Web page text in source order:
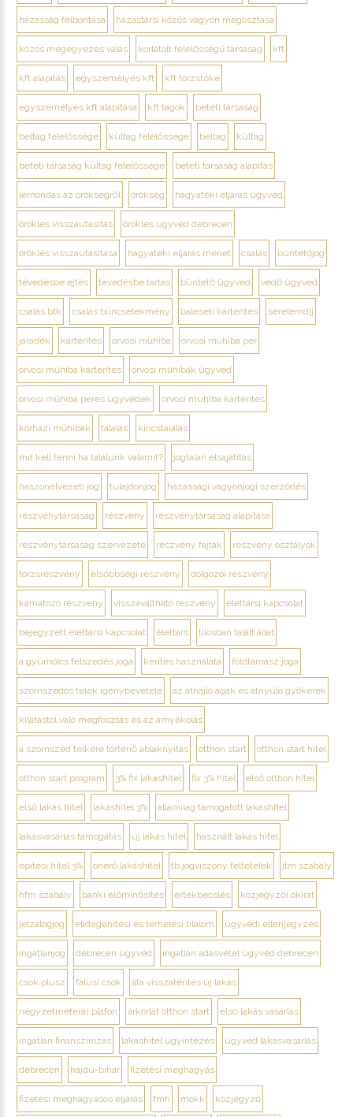
házasság felbontása házastársi közös vagyon megosztása
közös megegyezés válás korlátolt felelősségű társaság kft
kft alapítás egyszemélyes kft kft törzstőke
egyszemélyes kft alapítása kft tagok betéti társaság
beltag felelőssége kültag felelőssége beltag kültag
betéti társaság kültag felelőssége betéti társaság alapítás
lemondás az örökségről örökség hagyatéki eljárás ügyvéd
öröklés visszautasítás öröklés ügyvéd debrecen
öröklés visszautasítása hagyatéki eljárás menet csalás büntetőjog
tévedésbe ejtés tévedésbe tartás büntető ügyvéd védő ügyvéd
csalás btk csalás bűncselekmény baleseti kártérítés sérelemdíj
járadék kártérítés orvosi műhiba orvosi műhiba per
orvosi műhiba kártérítés orvosi műhibák ügyvéd
orvosi műhiba peres ügyvédek orvosi muhiba kártérítes
kórházi műhibák találás kincstalálás
mit kell tenni ha találunk valamit? jogtalan elsajátítás
haszonélvezeti jog tulajdonjog házassági vagyonjogi szerződés
részvénytársaság részvény részvénytársaság alapítása
részvénytársaság szervezete részvény fajták részvény osztályok
törzsrészvény elsőbbségi részvény dolgozói részvény
kamatozó részvény visszaváltható részvény élettársi kapcsolat
bejegyzett élettársi kapcsolat élettárs tilosban talált állat
a gyümölcs felszedés joga kerítés használata földtámasz joga
szomszédos telek igénybevétele az áthajló ágak és átnyúló gyökerek
kilátástól való megfosztás és az árnyékolás
a szomszéd telkére történő ablaknyitás otthon start otthon start hitel
otthon start program 3% fix lakáshitel fix 3% hitel első otthon hitel
első lakás hitel lakáshitel 3% államilag támogatott lakáshitel
lakásvásárlás támogatás új lakás hitel használt lakás hitel
építési hitel 3% önerő lakáshitel tb jogviszony feltételek jtm szabály
hfm szabály banki előminősítés értékbecslés közjegyzői okirat
jelzálogjog elidegenítési és terhelési tilalom ügyvédi ellenjegyzés
ingatlanjog debrecen ügyvéd ingatlan adásvétel ügyvéd debrecen
csok plusz falusi csok áfa visszatérítés új lakás
négyzetméterár plafon árkorlát otthon start első lakás vásárlás
ingatlan finanszírozás lakáshitel ügyintézés ügyvéd lakásvásárlás
debrecen hajdú-bihar fizetési meghagyás
fizetési meghagyásos eljárás fmh mokk közjegyző